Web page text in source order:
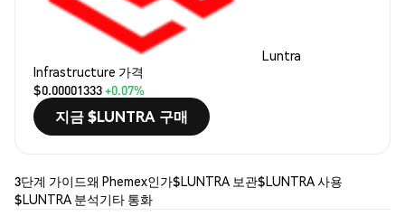
Luntra
Infrastructure 가격
$0.00001333+0.07%
지금 $LUNTRA 구매
3단계 가이드왜 Phemex인가$LUNTRA 보관$LUNTRA 사용
$LUNTRA 분석기타 통화